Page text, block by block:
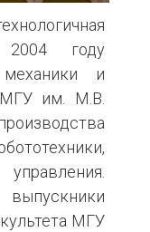
2004 году
механики и
им. М.В.
МГУ